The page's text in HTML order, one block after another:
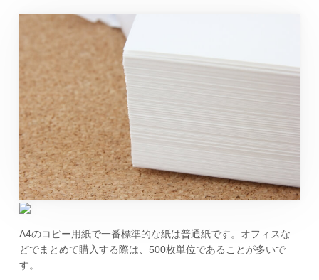
A4のコピー用紙で一番標準的な紙は普通紙です。オフィスな
どでまとめて購入する際は、500枚単位であることが多いで
す。